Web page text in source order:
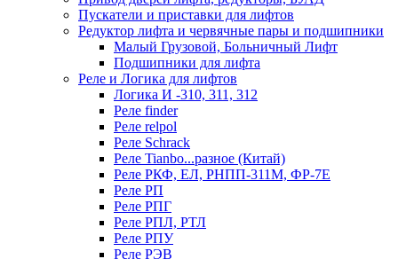
Пускатели и приставки для лифтов
Редуктор лифта и червячные пары и подшипники
Малый Грузовой, Больничный Лифт
Подшипники для лифта
Реле и Логика для лифтов
Логика И -310, 311, 312
Реле findеr
Реле relpol
Реле Schrack
Реле Tianbo...разное (Китай)
Реле РКФ, ЕЛ, РНПП-311М, ФР-7Е
Реле РП
Реле РПГ
Реле РПЛ, РТЛ
Реле РПУ
Реле РЭВ